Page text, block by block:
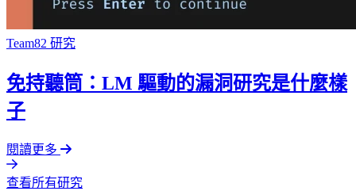
Team82 研究
免持聽筒：LM 驅動的漏洞研究是什麼樣
子
閱讀更多
查看所有研究